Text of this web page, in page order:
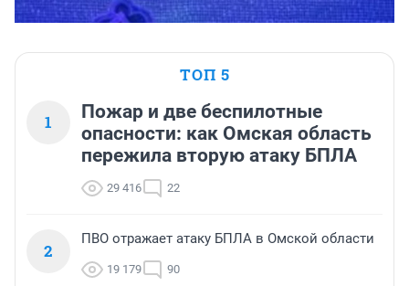
ТОП 5
1
Пожар и две беспилотные
опасности: как Омская область
пережила вторую атаку БПЛА
29 416 22
2
ПВО отражает атаку БПЛА в Омской области
19 179 90